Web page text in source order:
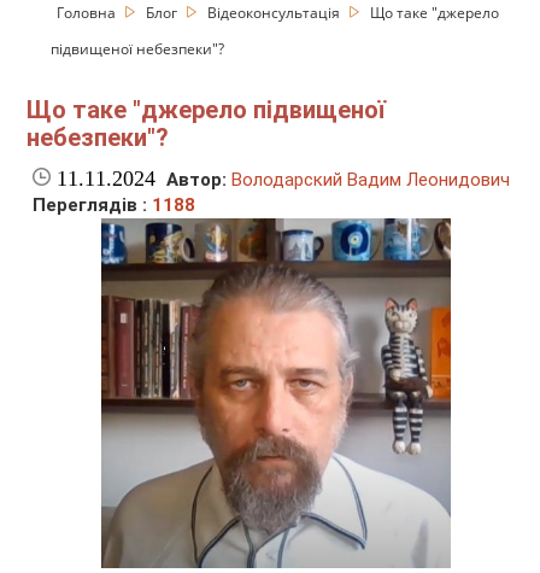
Головна Блог Відеоконсультація
Що таке "джерело
підвищеної небезпеки"?
Що таке "джерело підвищеної
небезпеки"?
11.11.2024 Автор: Володарский Вадим Леонидович
Переглядів : 1188